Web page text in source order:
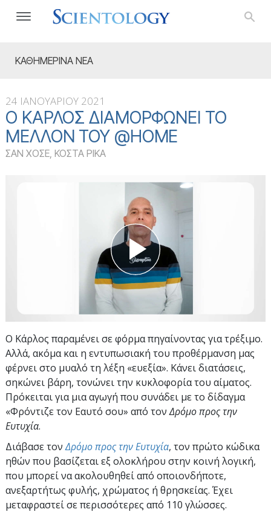
ΚΑΘΗΜΕΡΙΝΑ ΝΕΑ
24 ΙΑΝΟΥΑΡΙΟΥ 2021
Ο ΚΆΡΛΟΣ ΔΙΑΜΟΡΦΏΝΕΙ ΤΟ
ΜΈΛΛΟΝ ΤΟΥ @HOME
ΣΑΝ ΧΟΣΕ, ΚΟΣΤΑ ΡΙΚΑ
Ο Κάρλος παραμένει σε φόρμα πηγαίνοντας για τρέξιμο.
Αλλά, ακόμα και η εντυπωσιακή του προθέρμανση μας
φέρνει στο μυαλό τη λέξη «ευεξία». Κάνει διατάσεις,
σηκώνει βάρη, τονώνει την κυκλοφορία του αίματος.
Πρόκειται για μια αγωγή που συνάδει με το δίδαγμα
«Φρόντιζε τον Εαυτό σου» από τονΔρόμο προς την
Ευτυχία.
Διάβασε τονΔρόμο προς την Ευτυχία, τον πρώτο κώδικα
ηθών που βασίζεται εξ ολοκλήρου στην κοινή λογική,
που μπορεί να ακολουθηθεί από οποιονδήποτε,
ανεξαρτήτως φυλής, χρώματος ή θρησκείας. Έχει
μεταφραστεί σε περισσότερες από 110 γλώσσες.